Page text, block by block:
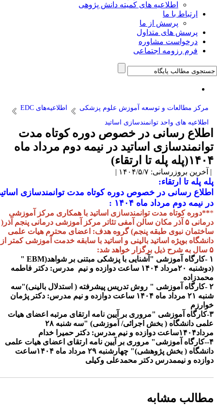
اطلاعیه های کمیته دانش پژوهی
ارتباط با ما
پرسش از ما
پرسش های متداول
درخواست مشاوره
فرم رزومه اجتماعی
مرکز مطالعات و توسعه آموزش علوم پزشکی
اطلاعیه‌های EDC
اطلاعیه های واحد توانمندسازی اساتید
اطلاع رسانی در خصوص دوره کوتاه مدت
توانمندسازی اساتید در نیمه دوم مرداد ماه
۱۴۰۴(پله پله تا ارتقاء)
| آخرین بروزرسانی: ۱۴۰۴/۵/۷ |
پله پله تا ارتقاء:
اطلاع رسانی در خصوص دوره کوتاه مدت توانمندسازی
در نیمه دوم مرداد ماه ۱۴۰۴ :
***دوره کوتاه مدت توانمندسازی اساتید با همکاری مرکز آموزشی
درمانی ۵ آذر مکان سالن آمفی تئاتر مرکز آموزشی درمانی پنجم آذر(
ساختمان نبوی طبقه پنجم) گروه هدف: اعضای محترم هیات علمی
دانشگاه بویژه اساتید بالینی و اساتید با سابقه خدمت آموزشی کمتر از
۵ سال به شرح ذیل برگزار خواهد شد:
۱ -کارگاه آموزشی "آشنایی با پزشکی مبتنی بر شواهد(EBM "
(دوشنبه ۲۰مرداد ۱۴۰۴ ساعت دوازده و نیم مدرس: دکتر فاطمه
محمدزاده
۲ -کارگاه آموزشی " روش تدریس پیشرفته ( استدلال بالینی)"سه
شنبه ۲۱ مرداد ماه ۱۴۰۴ ساعت دوازده و نیم مدرس: دکتر پژمان
خوارزم
۳-کارگاه آموزشی "مروری بر آیین نامه ارتقای مرتبه اعضای هیات
علمی دانشگاه ( بخش اجرائی/ آموزشی) "سه شنبه ۲۸
مرداد۱۴۰۴ساعت دوازده و نیم مدرس: دکتر حمیرا خدام
۴--کارگاه آموزشی" مروری بر آیین نامه ارتقای اعضای هیات علمی
دانشگاه ( بخش پژوهشی)" چهارشنبه ۲۹ مرداد ماه ۱۴۰۴ساعت
دوازده و نیممدرس دکتر محمدعلی وکیلی
مطالب مشابه